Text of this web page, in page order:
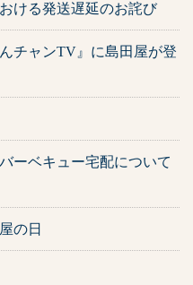
ける発送遅延のお詫び
チャンTV』に島田屋が登
ーベキュー宅配について
の日